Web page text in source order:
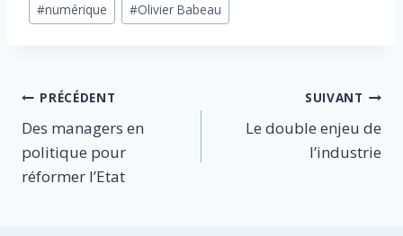
la
#numérique #Olivier Babeau
Navigation
de
l’article
PRÉCÉDENT
Des managers en
politique pour
réformer l’Etat
SUIVANT
Le double enjeu de
l’industrie